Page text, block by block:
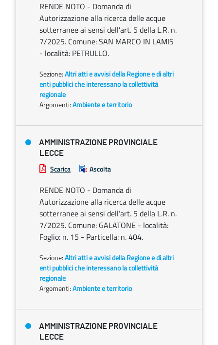
RENDE NOTO - Domanda di
Autorizzazione alla ricerca delle acque
sotterranee ai sensi dell’art. 5 della L.R. n.
7/2025. Comune: SAN MARCO IN LAMIS
- località: PETRULLO.
Sezione:Altri atti e avvisi della Regione e di altri
enti pubblici che interessano la collettività
regionale
Argomenti:Ambiente e territorio
AMMINISTRAZIONE PROVINCIALE
LECCE
Scarica Ascolta
RENDE NOTO - Domanda di
Autorizzazione alla ricerca delle acque
sotterranee ai sensi dell’art. 5 della L.R. n.
7/2025. Comune: GALATONE - località:
Foglio: n. 15 - Particella: n. 404.
Sezione:Altri atti e avvisi della Regione e di altri
enti pubblici che interessano la collettività
regionale
Argomenti:Ambiente e territorio
AMMINISTRAZIONE PROVINCIALE
LECCE